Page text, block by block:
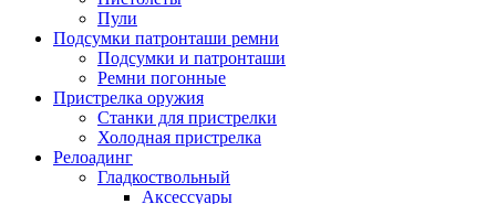
Пули
Подсумки патронташи ремни
Подсумки и патронташи
Ремни погонные
Пристрелка оружия
Станки для пристрелки
Холодная пристрелка
Релоадинг
Гладкоствольный
Аксессуары